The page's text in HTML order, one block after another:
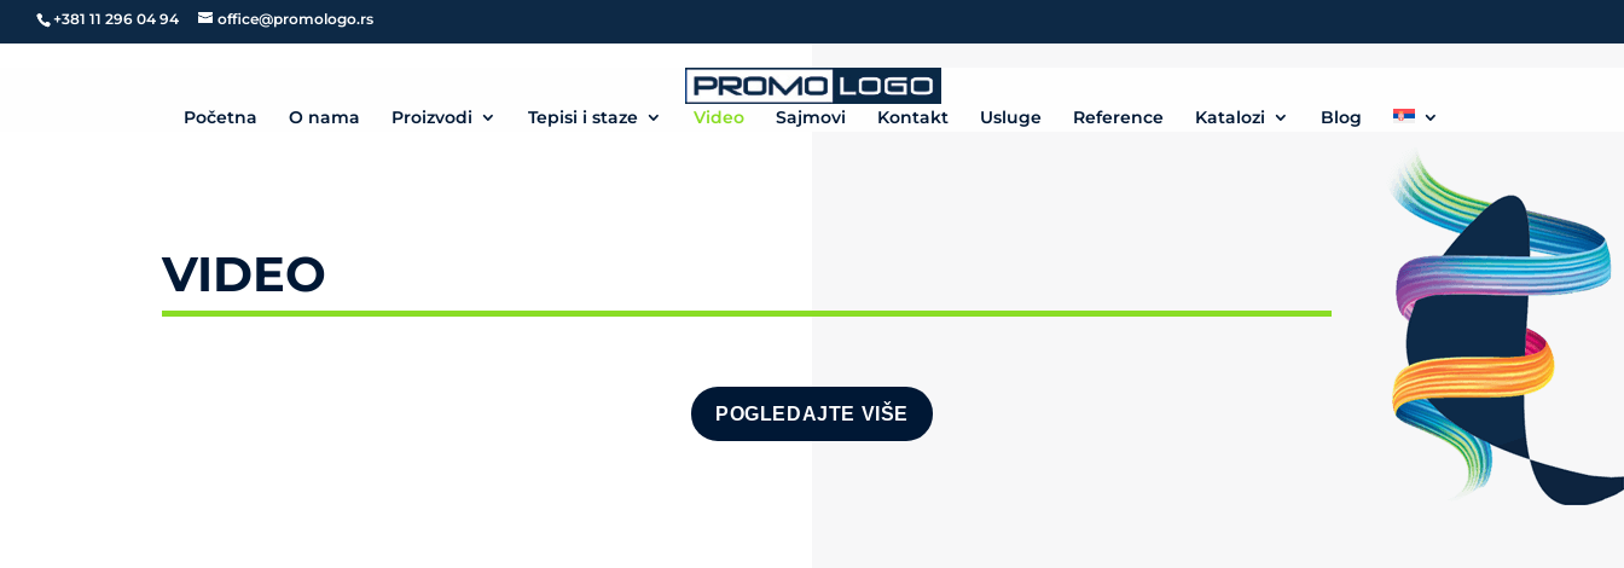
+381 11 296 04 94 office@promologo.rs
Početna O nama Proizvodi Tepisi i staze Video Sajmovi Kontakt Usluge Reference Katalozi Blog
VIDEO
POGLEDAJTE VIŠE